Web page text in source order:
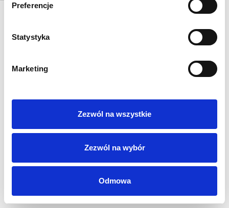
Preferencje
Statystyka
Marketing
Zezwól na wszystkie
Zezwól na wybór
Odmowa
Polityka Prywatności
AML
RODO